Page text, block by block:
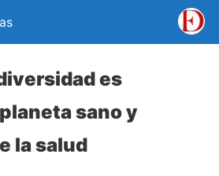
es
sano y
la salud